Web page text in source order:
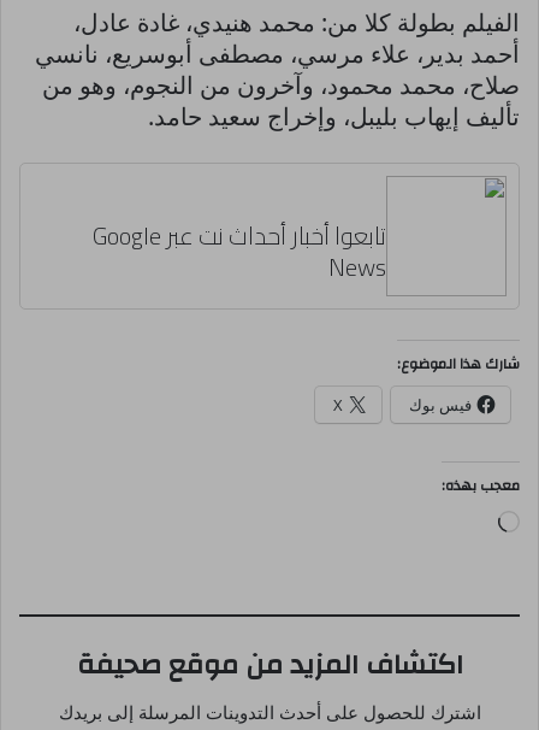
الفيلم بطولة كلا من: محمد هنيدي، غادة عادل،
أحمد بدير، علاء مرسي، مصطفى أبوسريع، نانسي
صلاح، محمد محمود، وآخرون من النجوم، وهو من
تأليف إيهاب بليبل، وإخراج سعيد حامد.
تابعوا أخبار أحداث نت عبر Google
News
شارك هذا الموضوع:
فيس بوك X
معجب بهذه:
جاري
اكتشاف المزيد من موقع صحيفة
اشترك للحصول على أحدث التدوينات المرسلة إلى بريدك